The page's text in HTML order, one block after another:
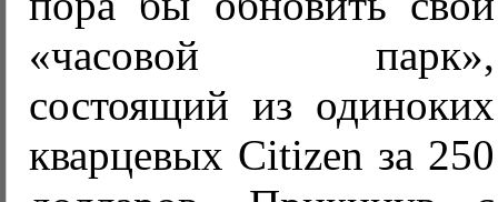
«часовой парк»,
состоящий из одиноких
кварцевых Citizen за 250